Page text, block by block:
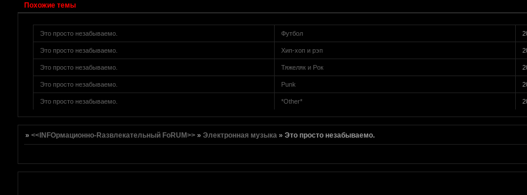
Похожие темы
Это просто незабываемо. Футбол
Это просто незабываемо. Хип-хоп и рэп
Это просто незабываемо. Тяжеляк и Рок
Это просто незабываемо. Punk
Это просто незабываемо. *Other*
»<<INFOрмационно-Rазвлекательный FoRUM>> »Электронная музыка »Это просто незабываемо.
[реклама вместо картинки]
[реклама вместо картинки]